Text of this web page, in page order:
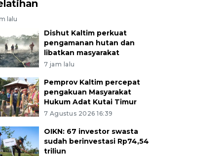
lalu
Dishut Kaltim perkuat
pengamanan hutan dan
libatkan masyarakat
7 jam lalu
Pemprov Kaltim percepat
pengakuan Masyarakat
Hukum Adat Kutai Timur
7 Agustus 2026 16:39
OIKN: 67 investor swasta
sudah berinvestasi Rp74,54
triliun